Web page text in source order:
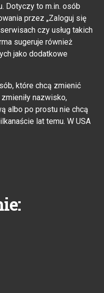
Dotyczy to m.in. osób
przez „Zaloguj się
czy usług takich
sugeruje również
jako dodatkowe
które chcą zmienić
nazwisko,
albo po prostu nie chcą
lat temu. W USA